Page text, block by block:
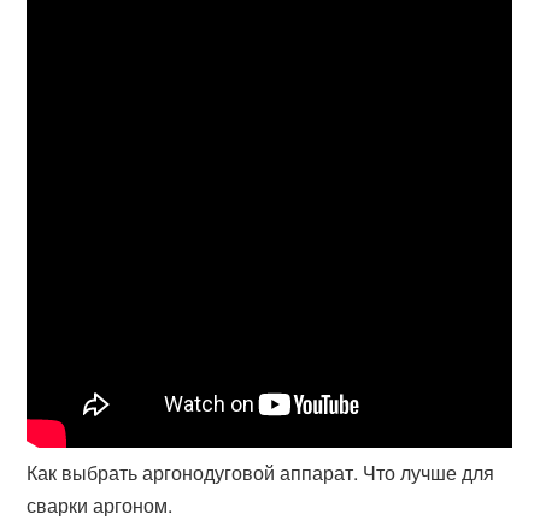
Как выбрать аргонодуговой аппарат. Что лучше для
сварки аргоном.